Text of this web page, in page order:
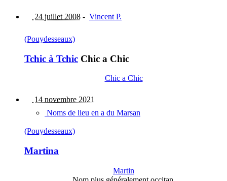
24 juillet 2008 - Vincent P.
(Pouydesseaux)
Tchic à Tchic Chic a Chic
Chic a Chic
14 novembre 2021
Noms de lieu en a du Marsan
(Pouydesseaux)
Martina
Martin